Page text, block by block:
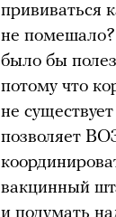
прививаться
не
было бы
потому что
не
позволяет
вакцинный
и подумать